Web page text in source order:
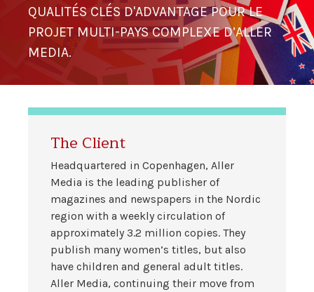
QUALITÉS CLÉS D'ADVANTAGE POUR LE
PROJET MULTI-PAYS COMPLEXE D’ALLER
MEDIA.
The Client
Headquartered in Copenhagen, Aller
Media is the leading publisher of
magazines and newspapers in the Nordic
region with a weekly circulation of
approximately 3.2 million copies. They
publish many women’s titles, but also
have children and general adult titles.
Aller Media, continuing their move from